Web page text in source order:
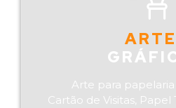
Arte para
Cartão de Visitas, Papel